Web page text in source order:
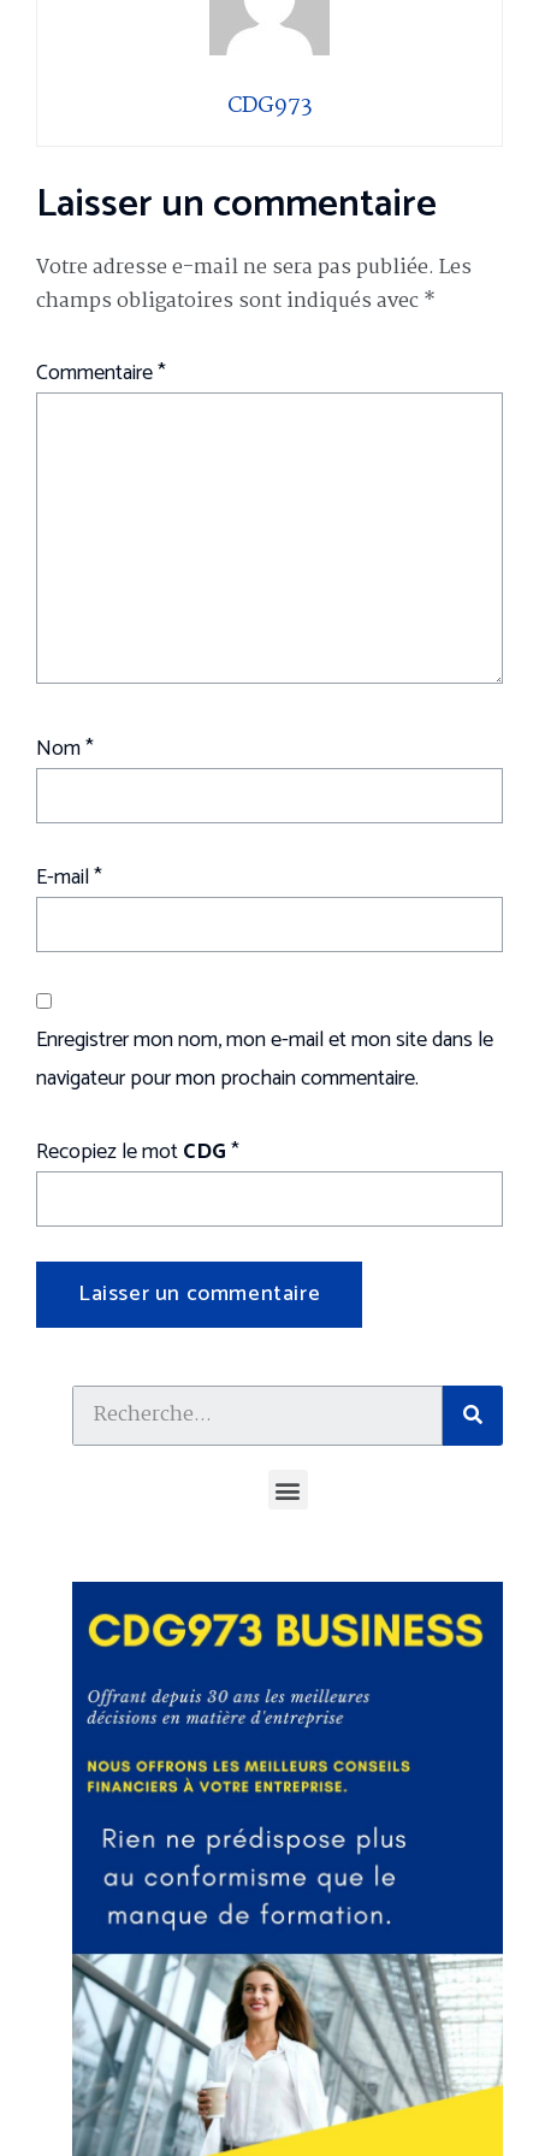
CDG973
Laisser un commentaire
Votre adresse e-mail ne sera pas publiée. Les
champs obligatoires sont indiqués avec*
Commentaire*
Nom*
E-mail*
Enregistrer mon nom, mon e-mail et mon site dans le
navigateur pour mon prochain commentaire.
Recopiez le motCDG*